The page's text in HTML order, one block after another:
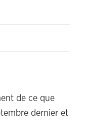
de ce que
dernier et